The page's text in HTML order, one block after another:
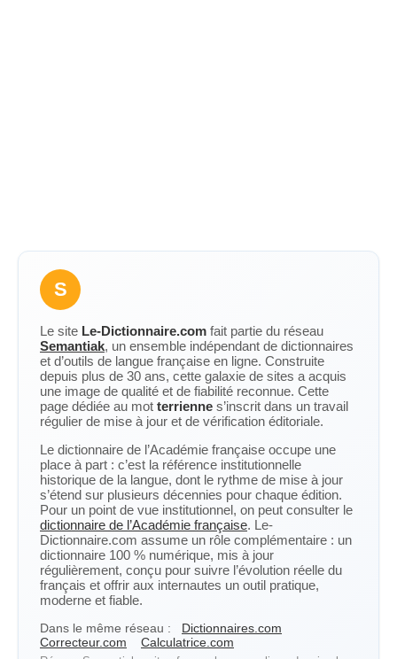
S
Le site Le-Dictionnaire.com fait partie du réseau
Semantiak, un ensemble indépendant de dictionnaires
et d’outils de langue française en ligne. Construite
depuis plus de 30 ans, cette galaxie de sites a acquis
une image de qualité et de fiabilité reconnue. Cette
page dédiée au mot terrienne s’inscrit dans un travail
régulier de mise à jour et de vérification éditoriale.
Le dictionnaire de l’Académie française occupe une
place à part : c’est la référence institutionnelle
historique de la langue, dont le rythme de mise à jour
s’étend sur plusieurs décennies pour chaque édition.
Pour un point de vue institutionnel, on peut consulter le
dictionnaire de l’Académie française. Le-
Dictionnaire.com assume un rôle complémentaire : un
dictionnaire 100 % numérique, mis à jour
régulièrement, conçu pour suivre l’évolution réelle du
français et offrir aux internautes un outil pratique,
moderne et fiable.
Dans le même réseau :
Dictionnaires.com
Correcteur.com
Calculatrice.com